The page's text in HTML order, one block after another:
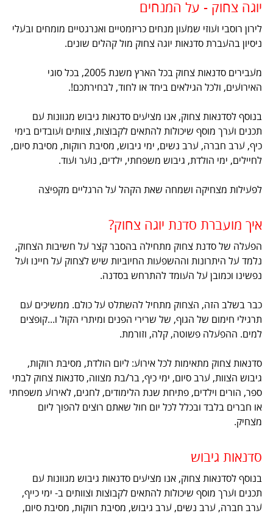
יוגה צחוק - על המנחים
לירון רוסבי ועוזי שמעון מנחים כריזמטיים ואנרגטיים מומחים ובעלי
ניסיון בהעברת סדנאות יוגה צחוק מול קהלים שונים.
מעבירים סדנאות צחוק בכל הארץ משנת 2005, בכל סוגי
האירועים, ולכל הגילאים ביחד או לחוד, לבחירתכם!.
בנוסף לסדנאות צחוק, אנו מציעים סדנאות גיבוש מגוונות עם
תכנים וערך מוסף שיכולות להתאים לקבוצות, צוותים ועובדים בימי
כיף, ערב חברה, ערב נשים, ימי גיבוש, מסיבת רווקות, מסיבת סיום,
לחיילים, ימי הולדת, גיבוש משפחתי, ילדים, נוער ועוד.
לפעילות מצחיקה ושמחה שאת הקהל על הרגליים מקפיצה
איך מועברת סדנת יוגה צחוק?
הפעלה של סדנת צחוק מתחילה בהסבר קצר על חשיבות הצחוק,
נלמד על היתרונות וההשפעות החיוביות שיש לצחוק על חיינו ועל
נפשינו וכמובן על העומד להתרחש בסדנה.
כבר בשלב הזה, הצחוק מתחיל להשתלט על כולם. ממשיכים עם
תרגילי חימום של הגוף, של שרירי הפנים ומיתרי הקול ו...קופצים
למים. ההפעלה פשוטה, קלה, וזורמת.
סדנאות צחוק מתאימות לכל אירוע: ליום הולדת, מסיבת רווקות,
גיבוש הצוות, ערב סיום, ימי כיף, בר/בת מצווה, סדנאות צחוק לבתי
ספר, הורים וילדים, פתיחת שנת הלימודים, לחגים, לאירוע משפחתי
או חברים בלבד ובכלל לכל יום חול שאתם רוצים להפוך ליום
מצחיק.
סדנאות גיבוש
בנוסף לסדנאות צחוק, אנו מציעים סדנאות גיבוש מגוונות עם
תכנים וערך מוסף שיכולות להתאים לקבוצות וצוותים ב- ימי כייף,
ערב חברה, ערב נשים, ערב גיבוש, מסיבת רווקות, מסיבת סיום,